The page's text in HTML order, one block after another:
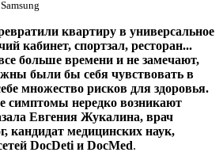
квартиру в универсальное
кабинет, спортзал, ресторан...
больше времени и не замечают,
были бы себя чувствовать в
множество рисков для здоровья.
симптомы нередко возникают
Евгения Жукалина, врач
кандидат медицинских наук,
DocDeti и DocMed.